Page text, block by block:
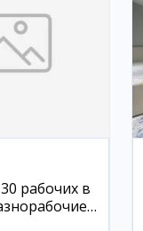
рабочих в